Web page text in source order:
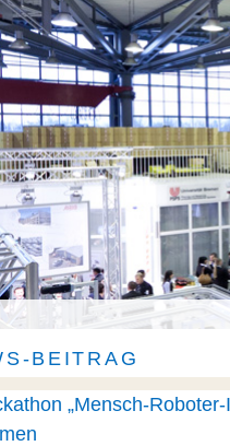
BEITRAG
„Mensch-